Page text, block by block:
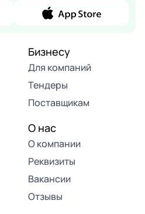
Бизнесу
Для компаний
Тендеры
Поставщикам
О нас
О компании
Реквизиты
Вакансии
Отзывы